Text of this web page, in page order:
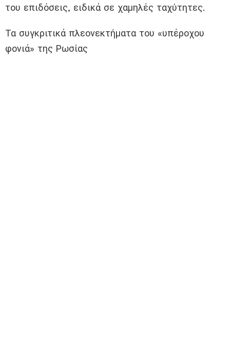
του επιδόσεις, ειδικά σε χαμηλές ταχύτητες.
Τα συγκριτικά πλεονεκτήματα του «υπέροχου
φονιά» της Ρωσίας